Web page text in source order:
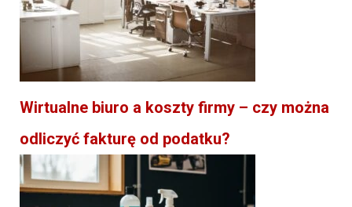
Wirtualne biuro a koszty firmy – czy można
odliczyć fakturę od podatku?